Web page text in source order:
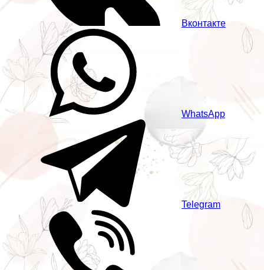
Вконтакте
WhatsApp
Telegram